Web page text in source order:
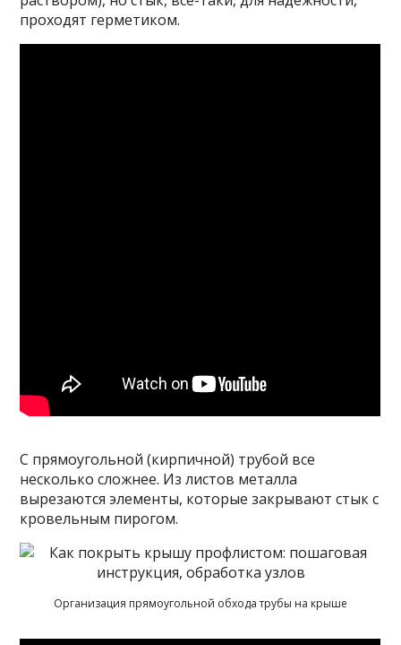
проходят герметиком.
С прямоугольной (кирпичной) трубой все
несколько сложнее. Из листов металла
вырезаются элементы, которые закрывают стык с
кровельным пирогом.
Организация прямоугольной обхода трубы на крыше